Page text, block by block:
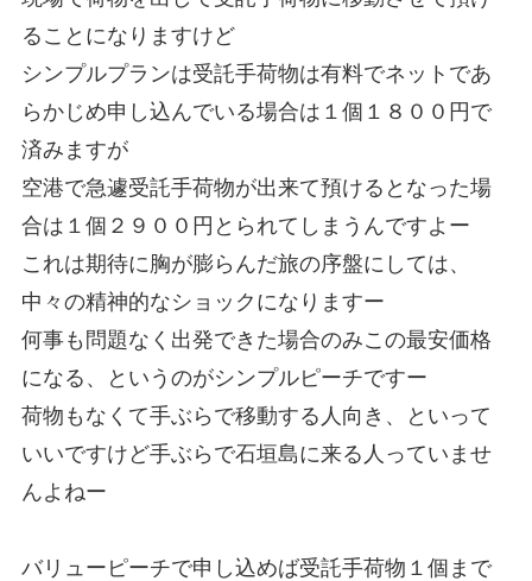
ることになりますけど
シンプルプランは受託手荷物は有料でネットであ
らかじめ申し込んでいる場合は１個１８００円で
済みますが
空港で急遽受託手荷物が出来て預けるとなった場
合は１個２９００円とられてしまうんですよー
これは期待に胸が膨らんだ旅の序盤にしては、
中々の精神的なショックになりますー
何事も問題なく出発できた場合のみこの最安価格
になる、というのがシンプルピーチですー
荷物もなくて手ぶらで移動する人向き、といって
いいですけど手ぶらで石垣島に来る人っていませ
んよねー
バリューピーチで申し込めば受託手荷物１個まで